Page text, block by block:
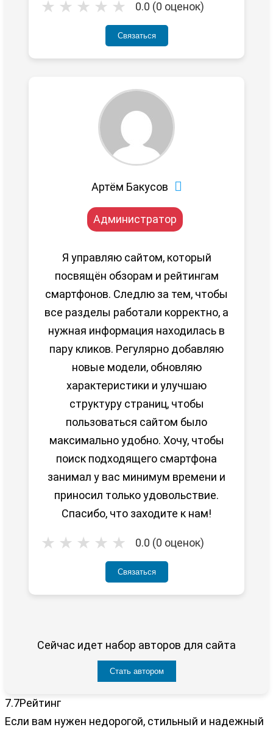
★ ★ ★ ★ ★ 0.0 (0 оценок)
Связаться
Артём Бакусов
Администратор
Я управляю сайтом, который
посвящён обзорам и рейтингам
смартфонов. Следлю за тем, чтобы
все разделы работали корректно, а
нужная информация находилась в
пару кликов. Регулярно добавляю
новые модели, обновляю
характеристики и улучшаю
структуру страниц, чтобы
пользоваться сайтом было
максимально удобно. Хочу, чтобы
поиск подходящего смартфона
занимал у вас минимум времени и
приносил только удовольствие.
Спасибо, что заходите к нам!
★ ★ ★ ★ ★ 0.0 (0 оценок)
Связаться
Сейчас идет набор авторов для сайта
Стать автором
7.7Рейтинг
Если вам нужен недорогой, стильный и надежный